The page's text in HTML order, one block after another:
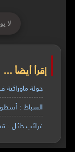
لا
إقرأ أيضاً ...
جولة
السباط :
غرائب حائل :